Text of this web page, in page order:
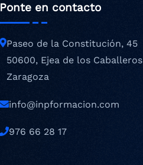
Ponte en contacto
Paseo de la Constitución, 45
50600, Ejea de los Caballeros
Zaragoza
info@inpformacion.com
976 66 28 17